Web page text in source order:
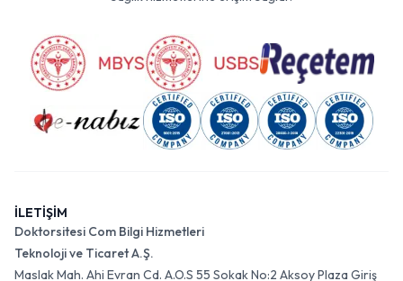
İLETİŞİM
Doktorsitesi Com Bilgi Hizmetleri
Teknoloji ve Ticaret A.Ş.
Maslak Mah. Ahi Evran Cd. A.O.S 55 Sokak No:2 Aksoy Plaza Giriş